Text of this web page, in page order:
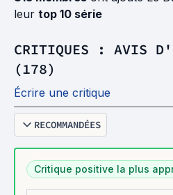
leur top 10 série
CRITIQUES : AVIS
(178)
Écrire une critique
RECOMMANDÉES
Critique positive la plus